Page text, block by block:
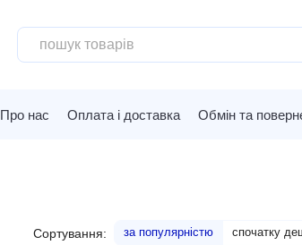
Про нас Оплата і доставка Обмін та
Сортування: за популярністю спочатку